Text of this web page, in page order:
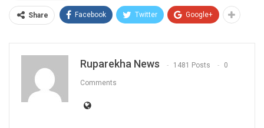
Share Facebook Twitter Google+
Ruparekha News 1481 Posts 0
Comments